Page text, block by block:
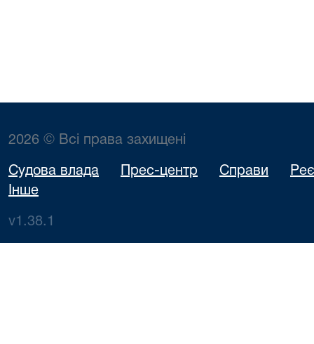
2026 © Всі права захищені
Судова влада Прес-центр Справи
Інше
v1.38.1